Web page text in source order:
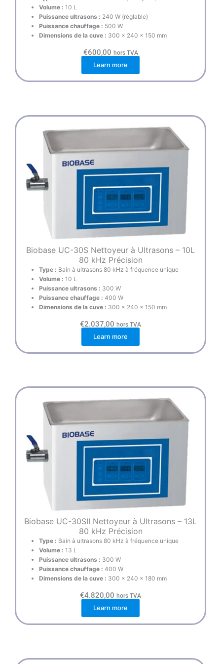
Volume : 10 L
Puissance ultrasons : 240 W (réglable)
Puissance chauffage : 500 W
Dimensions de la cuve : 300 × 240 × 150 mm
€600,00 hors TVA
Learn more
Biobase UC-30S Nettoyeur à Ultrasons – 10L
80 kHz Précision
Type : Bain à ultrasons 80 kHz à fréquence unique
Volume : 10 L
Puissance ultrasons : 300 W
Puissance chauffage : 400 W
Dimensions de la cuve : 300 × 240 × 150 mm
€2.037,00 hors TVA
Learn more
Biobase UC-30SII Nettoyeur à Ultrasons – 13L
80 kHz Précision
Type : Bain à ultrasons 80 kHz à fréquence unique
Volume : 13 L
Puissance ultrasons : 300 W
Puissance chauffage : 400 W
Dimensions de la cuve : 300 × 240 × 180 mm
€4.820,00 hors TVA
Learn more